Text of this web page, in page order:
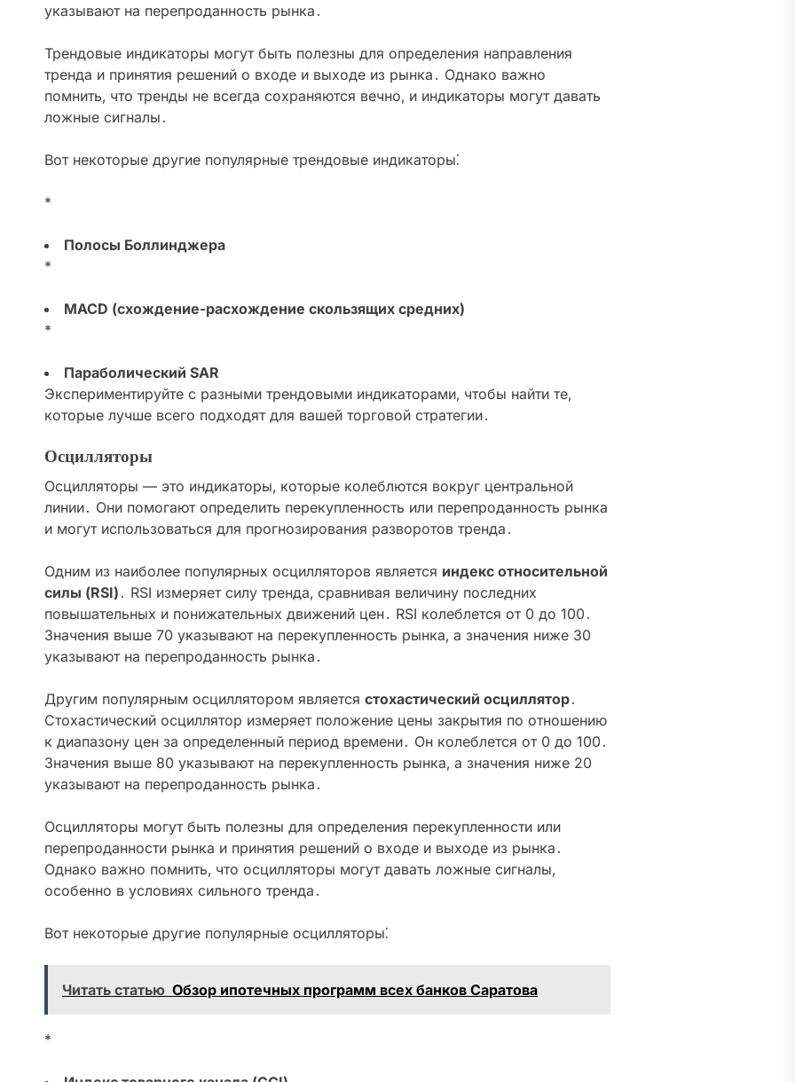
указывают на перепроданность рынка․
Трендовые индикаторы могут быть полезны для определения направления
тренда и принятия решений о входе и выходе из рынка․ Однако важно
помнить‚ что тренды не всегда сохраняются вечно‚ и индикаторы могут давать
ложные сигналы․
Вот некоторые другие популярные трендовые индикаторы⁚
*
Полосы Боллинджера
*
MACD (схождение-расхождение скользящих средних)
*
Параболический SAR
Экспериментируйте с разными трендовыми индикаторами‚ чтобы найти те‚
которые лучше всего подходят для вашей торговой стратегии․
Осцилляторы
Осцилляторы — это индикаторы‚ которые колеблются вокруг центральной
линии․ Они помогают определить перекупленность или перепроданность рынка
и могут использоваться для прогнозирования разворотов тренда․
Одним из наиболее популярных осцилляторов является индекс относительной
силы (RSI) ․ RSI измеряет силу тренда‚ сравнивая величину последних
повышательных и понижательных движений цен․ RSI колеблется от 0 до 100․
Значения выше 70 указывают на перекупленность рынка‚ а значения ниже 30
указывают на перепроданность рынка․
Другим популярным осциллятором является стохастический осциллятор․
Стохастический осциллятор измеряет положение цены закрытия по отношению
к диапазону цен за определенный период времени․ Он колеблется от 0 до 100․
Значения выше 80 указывают на перекупленность рынка‚ а значения ниже 20
указывают на перепроданность рынка․
Осцилляторы могут быть полезны для определения перекупленности или
перепроданности рынка и принятия решений о входе и выходе из рынка․
Однако важно помнить‚ что осцилляторы могут давать ложные сигналы‚
особенно в условиях сильного тренда․
Вот некоторые другие популярные осцилляторы⁚
Читать статью Обзор ипотечных программ всех банков Саратова
*